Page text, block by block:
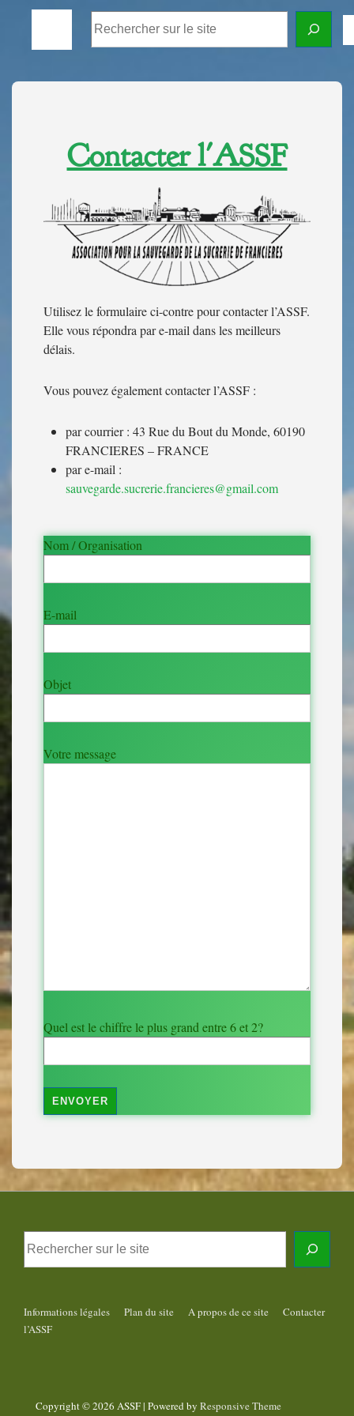
Contacter l'ASSF
Utilisez le formulaire ci-contre pour contacter l’ASSF.
Elle vous répondra par e-mail dans les meilleurs
délais.
Vous pouvez également contacter l’ASSF :
par courrier : 43 Rue du Bout du Monde, 60190
FRANCIERES – FRANCE
par e-mail :
sauvegarde.sucrerie.francieres@gmail.com
Nom / Organisation
E-mail
Objet
Votre message
Quel est le chiffre le plus grand entre 6 et 2?
Informations légales Plan du site A propos de ce site
Contacter
l’ASSF
Copyright © 2026 ASSF| Powered by Responsive Theme